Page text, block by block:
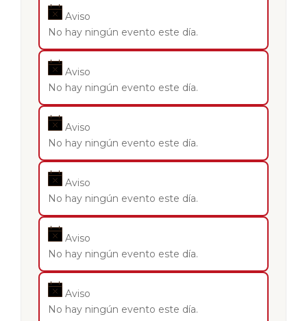
Aviso
No hay ningún evento este día.
Aviso
No hay ningún evento este día.
Aviso
No hay ningún evento este día.
Aviso
No hay ningún evento este día.
Aviso
No hay ningún evento este día.
Aviso
No hay ningún evento este día.